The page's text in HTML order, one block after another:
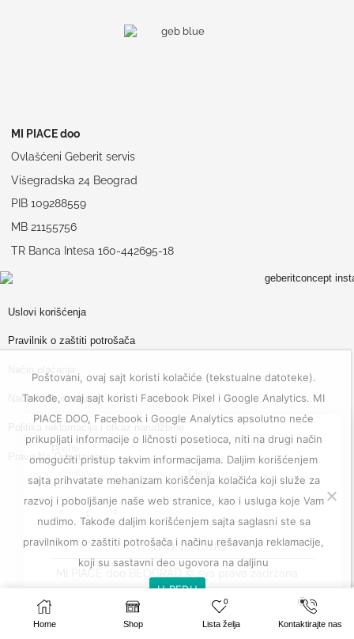
Preliv
Clear
ADD TO CART
SELECT OPTIONS
Home Shop
0
Lista želja Kontaktirajte nas
MI PIACE doo
Ovlašćeni Geberit servis
Višegradska 24 Beograd
PIB 109288559
MB 21155756
TR Banca Intesa 160-442695-18
Uslovi korišćenja
Pravilnik o zaštiti potrošača
Način i rok isporuke
Politika reklamacija i otkaz narudžbine
Pravo Na Odustajanje
website made by Profesionalci
Poštovani, ovaj sajt koristi kolačiće (tekstualne datoteke).
Takođe, ovaj sajt koristi Facebook Pixel i Google Analytics. MI
PIACE DOO, Facebook i Google Analytics apsolutno neće
prikupljati informacije o ličnosti posetioca, niti na drugi način
omogućiti pristup takvim informacijama. Daljim korišćenjem
sajta prihvatate mehanizam korišćenja kolačića koji služe za
razvoj i poboljšanje naše web stranice, kao i usluga koje Vam
nudimo. Takođe daljim korišćenjem sajta saglasni ste sa
pravilnikom o zaštiti potrošača i načinu rešavanja reklamacije,
koji su sastavni deo ugovora na daljinu
U REDU
Pravilnik o zaštiti potrošača i načinu rešavanja reklamacije